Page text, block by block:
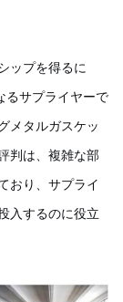
ップを得るに
るサプライヤーで
メタルガスケッ
判は、複雑な部
おり、サプライ
入するのに役立